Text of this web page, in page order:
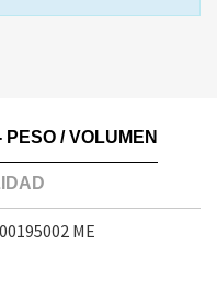
/ VOLUMEN
ME